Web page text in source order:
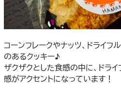
コーンフレークやナッツ、ドライ
のあるクッキー♪
ザクザクとした食感の中に、ドラ
感がアクセントになっています！